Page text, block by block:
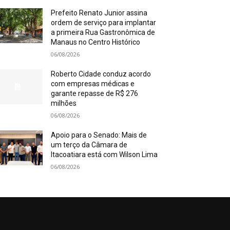
Prefeito Renato Junior assina
ordem de serviço para implantar
a primeira Rua Gastronômica de
Manaus no Centro Histórico
06/08/2026
Roberto Cidade conduz acordo
com empresas médicas e
garante repasse de R$ 276
milhões
06/08/2026
Apoio para o Senado: Mais de
um terço da Câmara de
Itacoatiara está com Wilson Lima
06/08/2026